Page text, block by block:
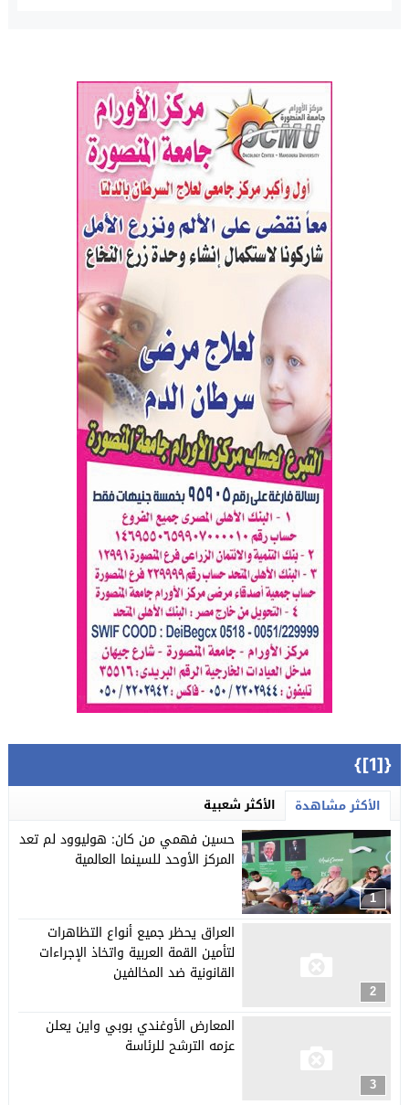
{[1]}
الأكثر مشاهدة الأكثر شعبية
1
حسين فهمي من كان: هوليوود لم تعد
المركز الأوحد للسينما العالمية
2
العراق يحظر جميع أنواع التظاهرات
لتأمين القمة العربية واتخاذ الإجراءات
القانونية ضد المخالفين
3
المعارض الأوغندي بوبي واين يعلن
عزمه الترشح للرئاسة